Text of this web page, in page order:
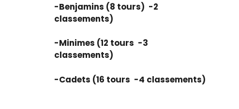
-Benjamins (8 tours) -2
-Minimes (12 tours -3
-Cadets (16 tours -4